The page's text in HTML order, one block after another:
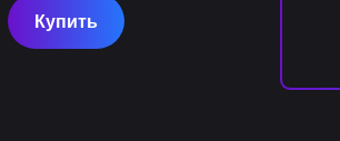
Купить